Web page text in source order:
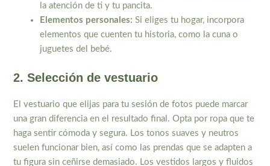
la atención de ti y tu pancita.
Elementos personales: Si eliges tu hogar, incorpora
elementos que cuenten tu historia, como la cuna o
juguetes del bebé.
2. Selección de vestuario
El vestuario que elijas para tu sesión de fotos puede marcar
una gran diferencia en el resultado final. Opta por ropa que te
haga sentir cómoda y segura. Los tonos suaves y neutros
suelen funcionar bien, así como las prendas que se adapten a
tu figura sin ceñirse demasiado. Los vestidos largos y fluidos